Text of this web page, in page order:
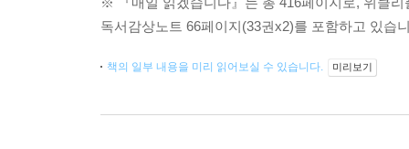
독서감상노트 66페이지(33권x2)를 포함하고 있습
책의 일부 내용을 미리 읽어보실 수 있습니다. 미리보기